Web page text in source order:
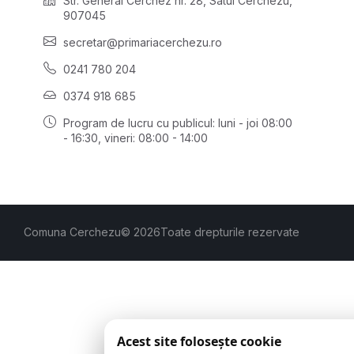
907045
secretar@primariacerchezu.ro
0241 780 204
0374 918 685
Program de lucru cu publicul: luni - joi 08:00
- 16:30 , vineri: 08:00 - 14:00
Comuna Cerchezu© 2026Toate drepturile rezervate
Acest site folosește cookie